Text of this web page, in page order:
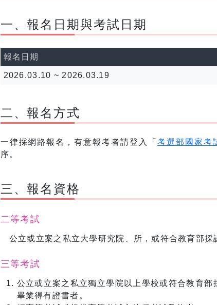
一、報名日期與考試日期
報名日期
2026.03.10 ~ 2026.03.19
二、報名方式
一律採網路報名，有意報考者請登入「 考選部國家考
序。
三、報名資格
二等考試
公立或立案之私立大學研究院、所，或符合教育部
三等考試
公立或立案之私立獨立學院以上學校或符合教育
畢業得有證書者。